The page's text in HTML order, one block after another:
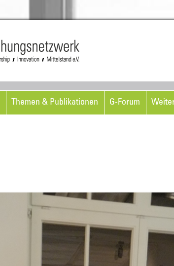
Themen & Publikationen G-Forum